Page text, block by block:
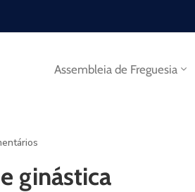
Assembleia de Freguesia
ginástica